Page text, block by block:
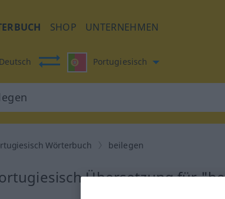
SHOP UNTERNEHMEN
Deutsch Portugiesisch
Wörterbuch beilegen
Übersetzung für